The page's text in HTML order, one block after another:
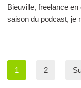
Bieuville, freelance
saison du podcast,
1 2